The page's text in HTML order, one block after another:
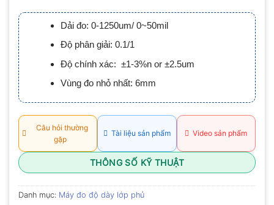
xếp
hạng
0.0
5
sao
Dải đo: 0-1250um/ 0~50mil
Độ phân giải: 0.1/1
Độ chính xác: ±1-3%n or ±2.5um
Vùng đo nhỏ nhất: 6mm
Câu hỏi thường
gặp
Tài liệu sản phẩm Video sản phẩm
THÔNG SỐ KỸ THUẬT
Danh mục: Máy đo độ dày lớp phủ